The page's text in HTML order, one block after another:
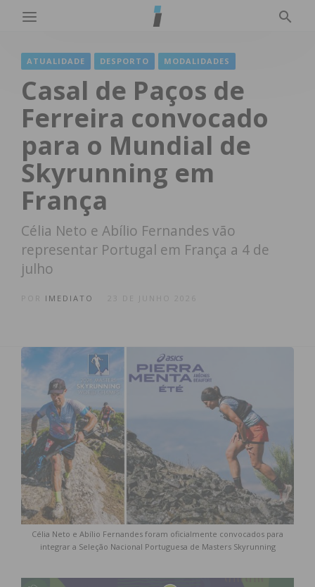
ATUALIDADE DESPORTO MODALIDADES
Casal de Paços de
Ferreira convocado
para o Mundial de
Skyrunning em
França
Célia Neto e Abílio Fernandes vão
representar Portugal em França a 4 de
julho
IMEDIATO
Célia Neto e Abílio Fernandes foram oficialmente convocados para
integrar a Seleção Nacional Portuguesa de Masters Skyrunning